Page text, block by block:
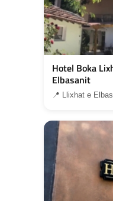
Hotel Boka
Elbasanit
📍 Llixhat e